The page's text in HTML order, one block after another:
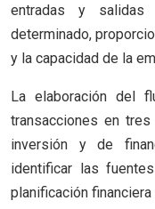
entradas y
determinado,
y la capacidad de la
La elaboración del
transacciones en
inversión y de
identificar las
planificación